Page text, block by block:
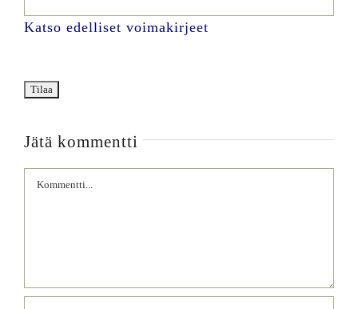
Katso edelliset voimakirjeet
Jätä kommentti
Comment